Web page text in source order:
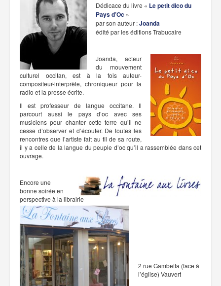
Dédicace du livre « Le petit dico du
Pays d’Oc »
par son auteur :Joanda
édité par les éditions Trabucaire
Joanda, acteur
du mouvement
culturel occitan, est à la fois auteur-
compositeur-interprète, chroniqueur pour la
radio et la presse écrite.
Il est professeur de langue occitane. Il
parcourt aussi le pays d’oc avec ses
musiciens pour chanter cette terre qu’il ne
cesse d’observer et d’écouter. De toutes les
rencontres que l’artiste fait au fil de sa route,
il y a celle de la langue du peuple d’oc qu’il a rassemblée dans cet
ouvrage.
Encore une
bonne soirée en
perspective à la librairie
2 rue Gambetta (face à
l’église) Vauvert